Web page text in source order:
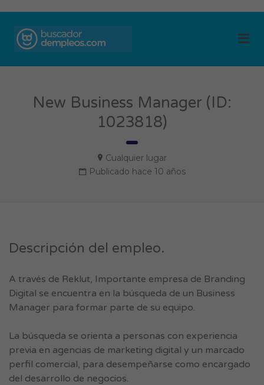
New Business Manager (ID:
1023818)
Cualquier lugar
Publicado hace 10 años
Descripción del empleo.
A través de Reklut, Importante empresa de Branding
Digital se encuentra en la búsqueda de un Business
Manager para formar parte de su equipo.
La búsqueda se orienta a personas con experiencia
previa en agencias de marketing digital y un marcado
perfil comercial, para desempeñarse como encargado
del desarrollo de negocios.